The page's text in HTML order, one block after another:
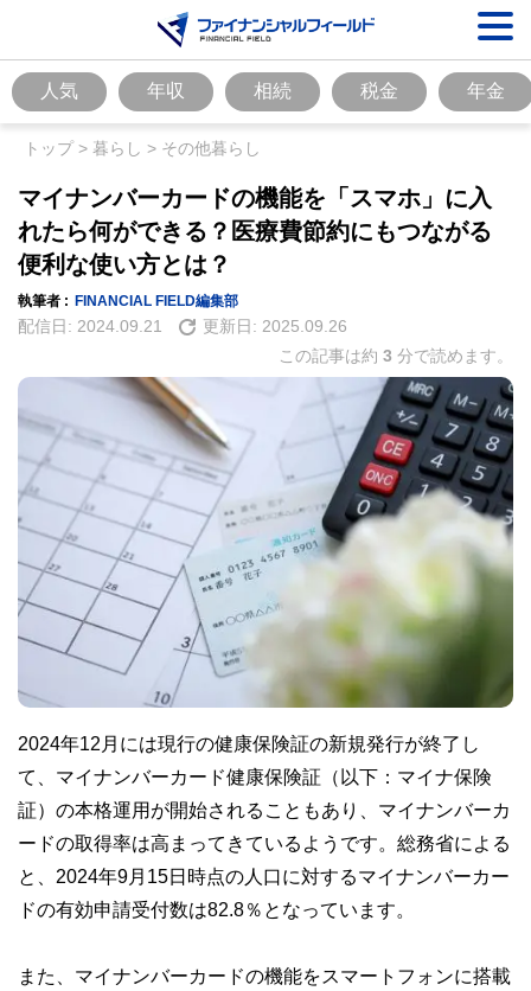
人気 年収 相続 税金 年金
トップ> 暮らし > その他暮らし
マイナンバーカードの機能を「スマホ」に入
れたら何ができる？医療費節約にもつながる
便利な使い方とは？
執筆者 : FINANCIAL FIELD編集部
配信日: 2024.09.21 更新日: 2025.09.26
この記事は約 3 分で読めます。
2024年12月には現行の健康保険証の新規発行が終了し
て、マイナンバーカード健康保険証（以下：マイナ保険
証）の本格運用が開始されることもあり、マイナンバーカ
ードの取得率は高まってきているようです。総務省による
と、2024年9月15日時点の人口に対するマイナンバーカー
ドの有効申請受付数は82.8％となっています。
また、マイナンバーカードの機能をスマートフォンに搭載